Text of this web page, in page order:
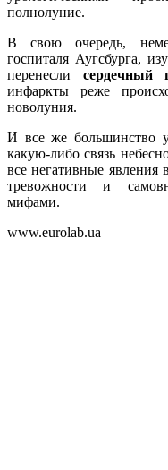
полнолуние.
В свою очередь,
госпиталя Аугсбурга,
перенесли сердечный
инфаркты реже
новолуния.
И все же большинство
какую-либо связь
все негативные явления
тревожности и
мифами.
www.eurolab.ua